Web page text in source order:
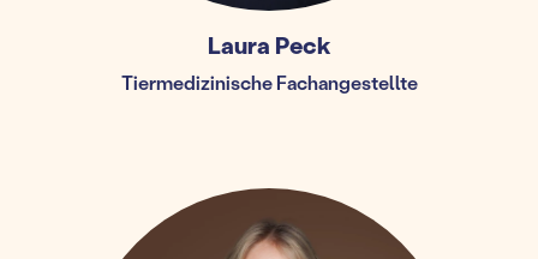
Laura Peck
Tiermedizinische Fachangestellte